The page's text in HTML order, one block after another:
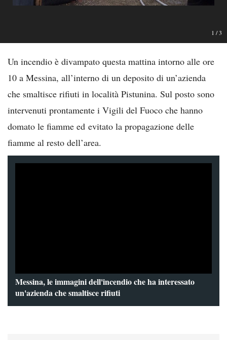
1 /3
Un incendio è divampato questa mattina intorno alle ore
10 a Messina, all’interno di un deposito di un’azienda
che smaltisce rifiuti in località Pistunina. Sul posto sono
intervenuti prontamente i Vigili del Fuoco che hanno
domato le fiamme ed evitato la propagazione delle
fiamme al resto dell’area.
Messina, le immagini dell'incendio che ha interessato
un'azienda che smaltisce rifiuti